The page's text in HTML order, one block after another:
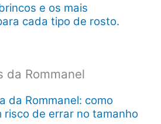
e os mais
cada tipo de rosto.
da Rommanel
da Rommanel: como
risco de errar no tamanho